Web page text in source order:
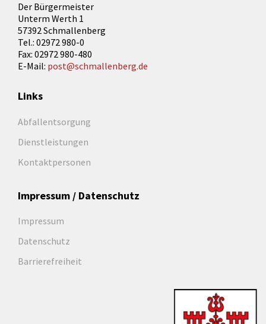
Der Bürgermeister
Unterm Werth 1
57392 Schmallenberg
Tel.: 02972 980-0
Fax: 02972 980-480
E-Mail: post@schmallenberg.de
Links
Abfallentsorgung
Dienstleistungen
Kontaktpersonen
Impressum / Datenschutz
Impressum
Datenschutz
Barrierefreiheit